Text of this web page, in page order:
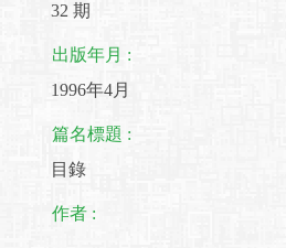
32 期
出版年月 :
1996年4月
篇名標題 :
目錄
作者 :